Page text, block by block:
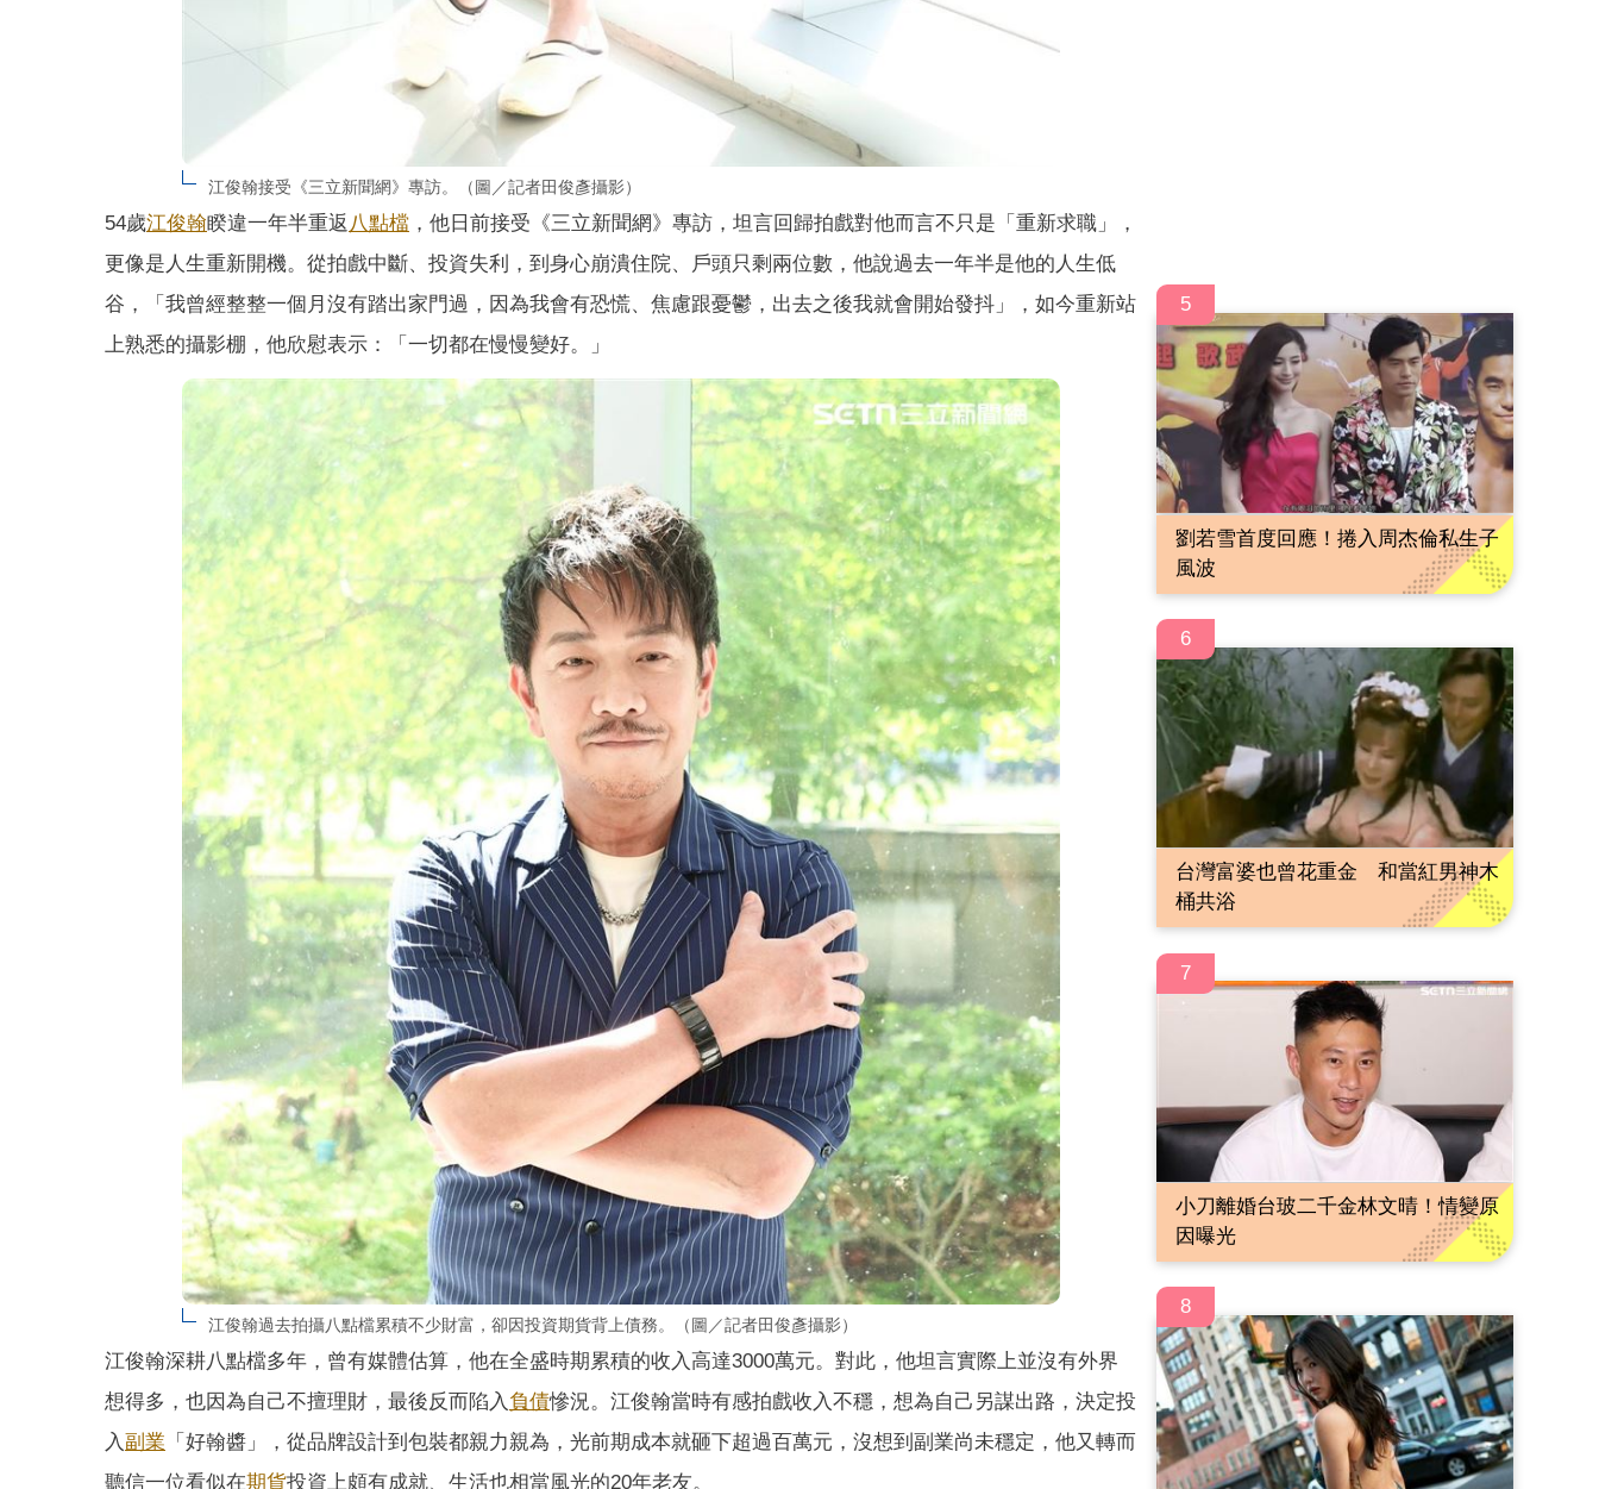
江俊翰接受《三立新聞網》專訪。（圖／記者田俊彥攝影）
54歲江俊翰睽違一年半重返 八點檔 ，他日前接受《三立新聞網》專訪，坦言回歸拍戲對他而言不只是「重新求職」，
更像是人生重新開機。從拍戲中斷、投資失利，到身心崩潰住院、戶頭只剩兩位數，他說過去一年半是他的人生低
谷，「我曾經整整一個月沒有踏出家門過，因為我會有恐慌、焦慮跟憂鬱，出去之後我就會開始發抖」，如今重新站
上熟悉的攝影棚，他欣慰表示：「一切都在慢慢變好。」
江俊翰過去拍攝八點檔累積不少財富，卻因投資期貨背上債務。（圖／記者田俊彥攝影）
江俊翰深耕八點檔多年，曾有媒體估算，他在全盛時期累積的收入高達3000萬元。對此，他坦言實際上並沒有外界
想得多，也因為自己不擅理財，最後反而陷入 負債慘況。江俊翰當時有感拍戲收入不穩，想為自己另謀出路，決定投
入 副業 「好翰醬」，從品牌設計到包裝都親力親為，光前期成本就砸下超過百萬元，沒想到副業尚未穩定，他又轉而
聽信一位看似在期貨投資上頗有成就、生活也相當風光的20年老友。
5
劉若雪首度回應！捲入周杰倫私生子
風波
6
台灣富婆也曾花重金 和當紅男神木
桶共浴
7
小刀離婚台玻二千金林文晴！情變原
因曝光
8